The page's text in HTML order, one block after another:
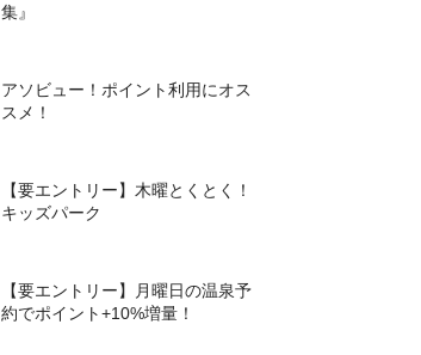
集』
アソビュー！ポイント利用にオス
スメ！
【要エントリー】木曜とくとく！
キッズパーク
【要エントリー】月曜日の温泉予
約でポイント+10%増量！